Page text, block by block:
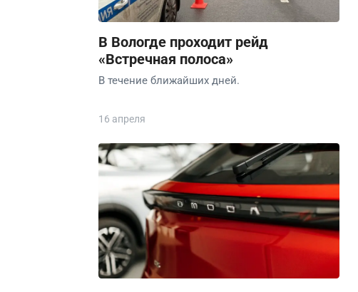
В Вологде проходит рейд
«Встречная полоса»
В течение ближайших дней.
16 апреля